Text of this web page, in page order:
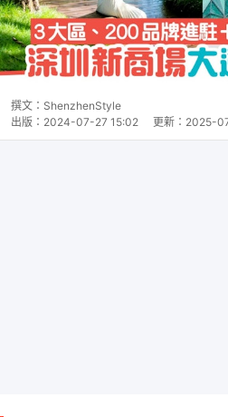
撰文： ShenzhenStyle
出版： 2024-07-27 15:02 更新： 2025-